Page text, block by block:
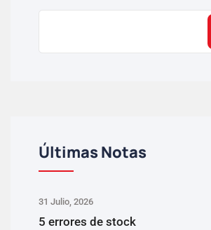
Últimas Notas
31 Julio, 2026
5 errores de stock